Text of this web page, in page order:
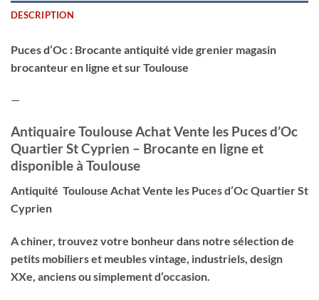
DESCRIPTION
Puces d’Oc : Brocante antiquité vide grenier magasin
brocanteur en ligne et sur Toulouse
—
Antiquaire Toulouse Achat Vente les Puces d’Oc
Quartier St Cyprien – Brocante en ligne et
disponible à Toulouse
Antiquité Toulouse Achat Vente les Puces d’Oc Quartier St
Cyprien
A chiner, trouvez votre bonheur dans notre sélection de
petits mobiliers et meubles vintage, industriels, design
XXe, anciens ou simplement d’occasion.